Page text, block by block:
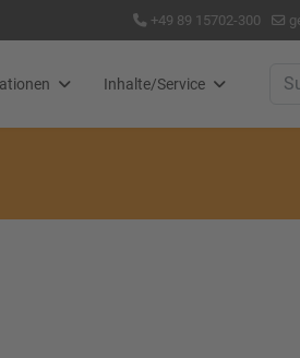
+49 89 15702-300
Inhalte/Service